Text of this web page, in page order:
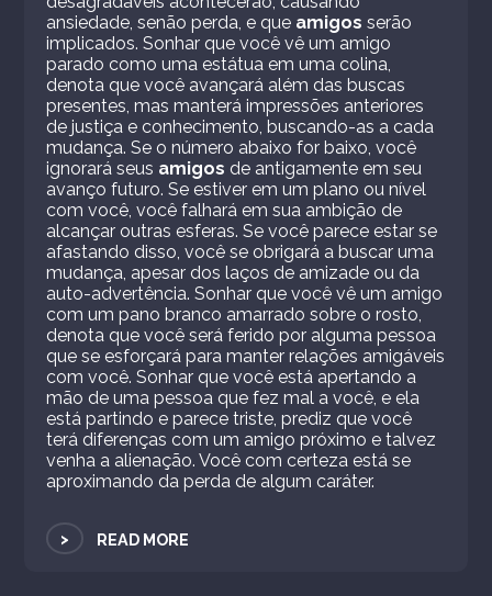
ansiedade, senão perda, e que amigos serão
implicados. Sonhar que você vê um amigo
parado como uma estátua em uma colina,
denota que você avançará além das buscas
presentes, mas manterá impressões anteriores
de justiça e conhecimento, buscando-as a cada
mudança. Se o número abaixo for baixo, você
ignorará seus amigos de antigamente em seu
avanço futuro. Se estiver em um plano ou nível
com você, você falhará em sua ambição de
alcançar outras esferas. Se você parece estar se
afastando disso, você se obrigará a buscar uma
mudança, apesar dos laços de amizade ou da
auto-advertência. Sonhar que você vê um amigo
com um pano branco amarrado sobre o rosto,
denota que você será ferido por alguma pessoa
que se esforçará para manter relações amigáveis
​​com você. Sonhar que você está apertando a
mão de uma pessoa que fez mal a você, e ela
está partindo e parece triste, prediz que você
terá diferenças com um amigo próximo e talvez
venha a alienação. Você com certeza está se
aproximando da perda de algum caráter.
> READ MORE